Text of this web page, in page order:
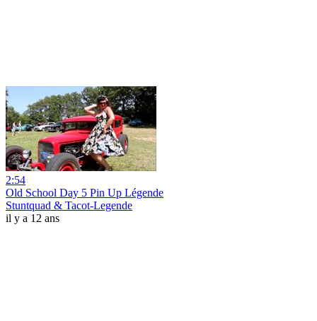
2:54
Old School Day 5 Pin Up Légende
Stuntquad & Tacot-Legende
il y a 12 ans